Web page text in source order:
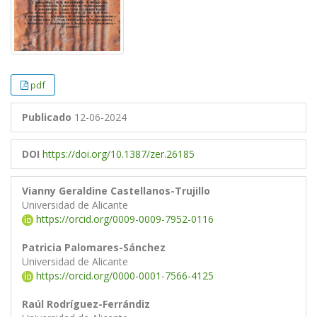
pdf
Publicado 12-06-2024
DOI https://doi.org/10.1387/zer.26185
Vianny Geraldine Castellanos-Trujillo
Universidad de Alicante
https://orcid.org/0009-0009-7952-0116
Patricia Palomares-Sánchez
Universidad de Alicante
https://orcid.org/0000-0001-7566-4125
Raúl Rodríguez-Ferrándiz